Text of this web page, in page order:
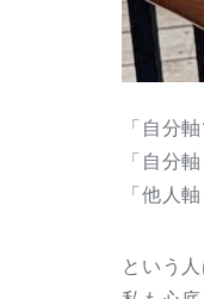
「自分
「自分
「他人
という